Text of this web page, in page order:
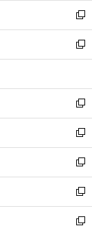
く
で
開
く
ド
ウ
で
開
ィ
ン
ド
ウ
開
く
し
い
ウ
ィ
ン
ウ
で
開
く
新
し
い
ウ
ン
ド
ウ
で
開
く
新
し
ウ
ィ
ン
ド
ウ
で
開
く
新
し
い
ウ
ィ
ン
ド
ウ
で
新
し
い
ウ
ィ
ン
ド
新
し
い
ウ
ィ
新
し
い
新